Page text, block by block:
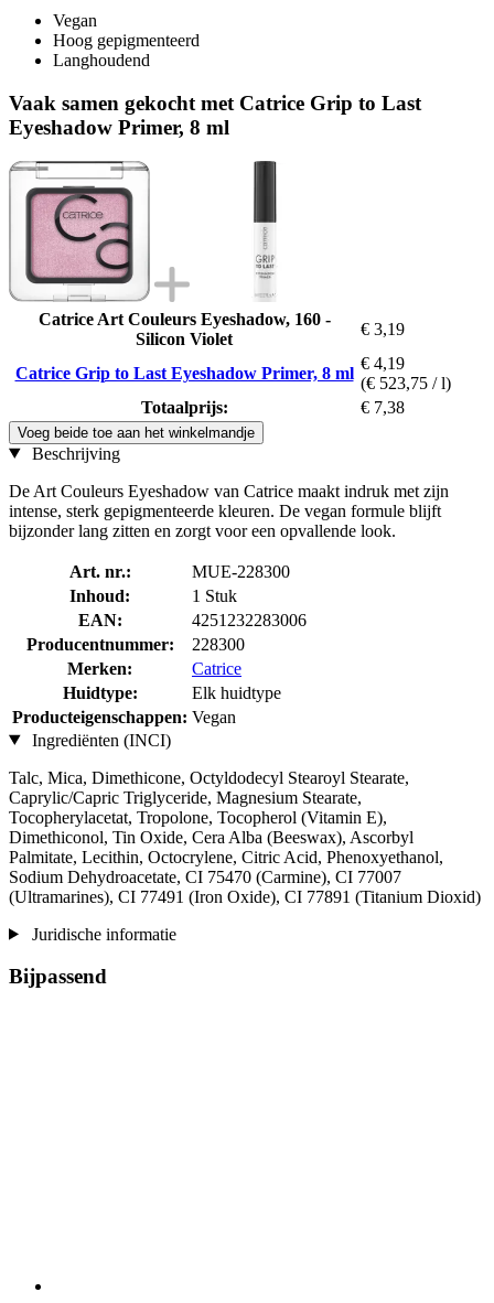
Vegan
Hoog gepigmenteerd
Langhoudend
Vaak samen gekocht met Catrice Grip to Last
Eyeshadow Primer, 8 ml
Catrice Art Couleurs Eyeshadow, 160 -
Silicon Violet
€ 3,19
Catrice Grip to Last Eyeshadow Primer, 8 ml
€ 4,19
(€ 523,75 / l)
Totaalprijs:
€ 7,38
Voeg beide toe aan het winkelmandje
Beschrijving
De Art Couleurs Eyeshadow van Catrice maakt indruk met zijn
intense, sterk gepigmenteerde kleuren. De vegan formule blijft
bijzonder lang zitten en zorgt voor een opvallende look.
Art. nr.:
MUE-228300
Inhoud:
1 Stuk
EAN:
4251232283006
Producentnummer:
228300
Merken:
Catrice
Huidtype:
Elk huidtype
Producteigenschappen: Vegan
Ingrediënten (INCI)
Talc, Mica, Dimethicone, Octyldodecyl Stearoyl Stearate,
Caprylic/Capric Triglyceride, Magnesium Stearate,
Tocopherylacetat, Tropolone, Tocopherol (Vitamin E),
Dimethiconol, Tin Oxide, Cera Alba (Beeswax), Ascorbyl
Palmitate, Lecithin, Octocrylene, Citric Acid, Phenoxyethanol,
Sodium Dehydroacetate, CI 75470 (Carmine), CI 77007
(Ultramarines) , CI 77491 (Iron Oxide), CI 77891 (Titanium Dioxid)
Juridische informatie
Bijpassend